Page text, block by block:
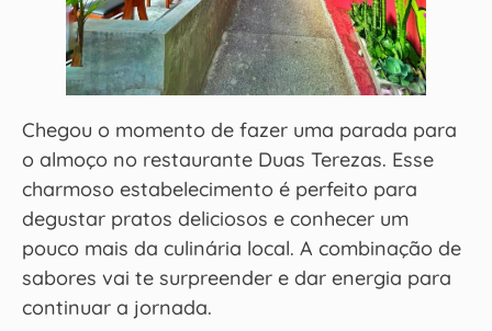
Chegou o momento de fazer uma parada para
o almoço no restaurante Duas Terezas. Esse
charmoso estabelecimento é perfeito para
degustar pratos deliciosos e conhecer um
pouco mais da culinária local. A combinação de
sabores vai te surpreender e dar energia para
continuar a jornada.